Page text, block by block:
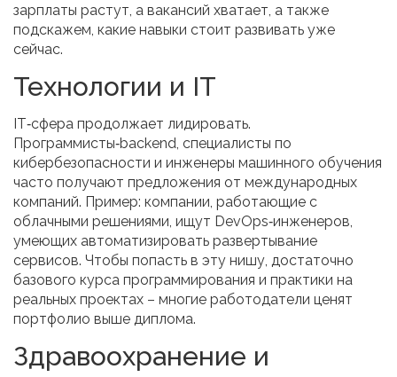
зарплаты растут, а вакансий хватает, а также
подскажем, какие навыки стоит развивать уже
сейчас.
Технологии и IT
IT‑сфера продолжает лидировать.
Программисты‑backend, специалисты по
кибербезопасности и инженеры машинного обучения
часто получают предложения от международных
компаний. Пример: компании, работающие с
облачными решениями, ищут DevOps‑инженеров,
умеющих автоматизировать развертывание
сервисов. Чтобы попасть в эту нишу, достаточно
базового курса программирования и практики на
реальных проектах – многие работодатели ценят
портфолио выше диплома.
Здравоохранение и